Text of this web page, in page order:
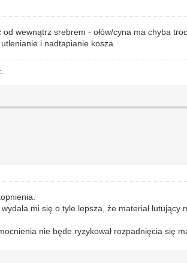
wewnątrz srebrem - ołów/cyna ma chyba
i nadtapianie kosza.
mi się o tyle lepsza, że materiał
nie będe ryzykował rozpadnięcia się